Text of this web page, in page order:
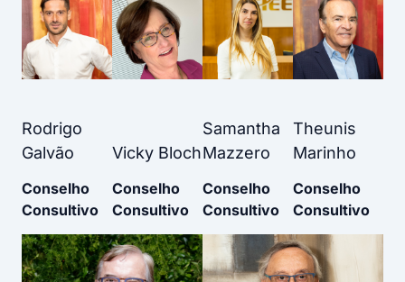
Rodrigo
Galvão
Conselho
Consultivo
Vicky Bloch
Conselho
Consultivo
Samantha
Mazzero
Conselho
Consultivo
Theunis
Marinho
Conselho
Consultivo